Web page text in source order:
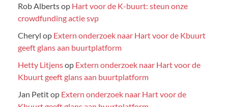
Rob Albertsop Hart voor de K-buurt: steun onze
crowdfunding actie svp
Cheryl op Extern onderzoek naar Hart voor de Kbuurt
geeft glans aan buurtplatform
Hetty Litjensop Extern onderzoek naar Hart voor de
Kbuurt geeft glans aan buurtplatform
Jan Petitop Extern onderzoek naar Hart voor de